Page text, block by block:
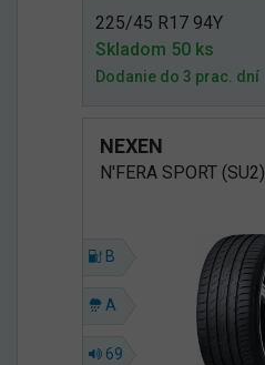
225/45 R17 94Y
Skladom 50 ks
Dodanie do 3 prac. dní
NEXEN
N'FERA SPORT (SU2)
B
A
69